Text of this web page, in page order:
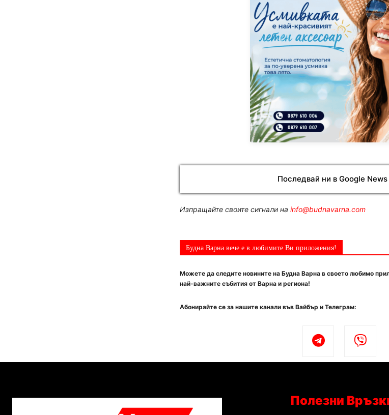
Последвай ни в Google News
Изпращайте своите сигнали на info@budnavarna.com
Будна Варна вече е в любимите Ви приложения!
Можете да следите новините на Будна Варна в своето любимо
най-важните събития от Варна и региона!
Абонирайте се за нашите канали във Вайбър и Телеграм:
Полезни